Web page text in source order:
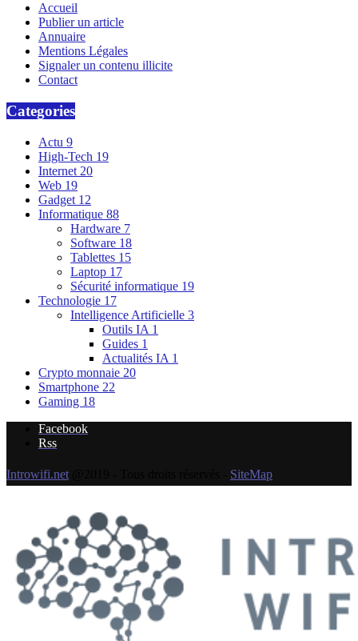
Accueil
Publier un article
Annuaire
Mentions Légales
Signaler un contenu illicite
Contact
Categories
Actu 9
High-Tech 19
Internet 20
Web 19
Gadget 12
Informatique 88
Hardware 7
Software 18
Tablettes 15
Laptop 17
Sécurité informatique 19
Technologie 17
Intelligence Artificielle 3
Outils IA 1
Guides 1
Actualités IA 1
Crypto monnaie 20
Smartphone 22
Gaming 18
Facebook
Rss
Introwifi.net SiteMap